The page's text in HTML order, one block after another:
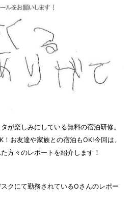
が楽しみにしている無料の宿泊研修。
お友達や家族との宿泊もOK!今回は、
方々のレポートを紹介します！
クにて勤務されているOさんのレポー